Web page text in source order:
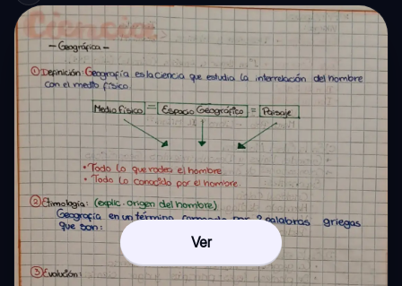
Ver